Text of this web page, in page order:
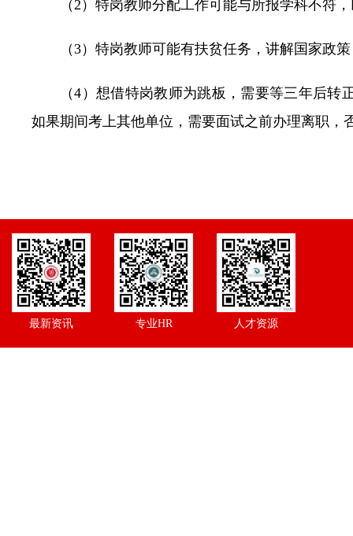
（2）特岗教师分配工作可能与所报学科不符
（3）特岗教师可能有扶贫任务，讲解国家政
（4）想借特岗教师为跳板，需要等三年后
如果期间考上其他单位，需要面试之前办理离职，
最新资讯 专业HR 人才资源